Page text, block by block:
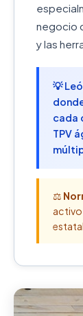
negocio
y las
💡
cada
TPV
⚖️
estatal.